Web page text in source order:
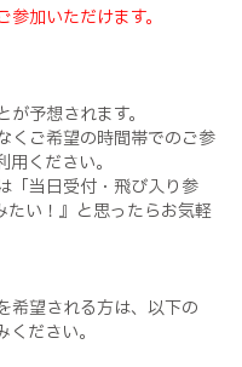
加いただけます。
予想されます。
くご希望の時間帯でのご参
ください。
「当日受付・飛び入り参
たい！』と思ったらお気軽
希望される方は、以下の
ださい。